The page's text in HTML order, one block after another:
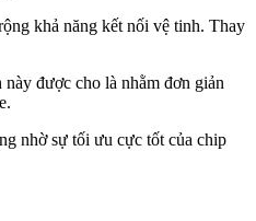
khả năng kết nối vệ tinh. Thay
được cho là nhằm đơn giản
nhờ sự tối ưu cực tốt của chip